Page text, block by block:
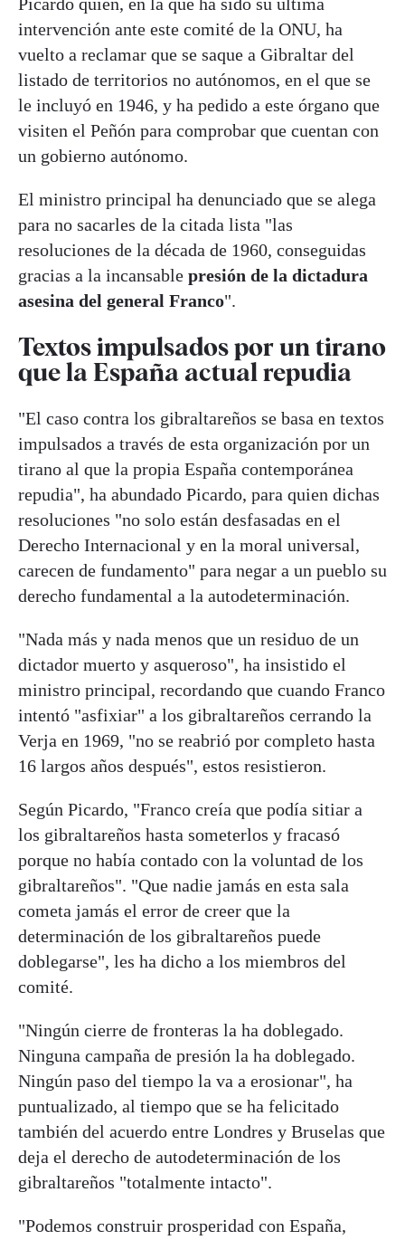
intervención ante este comité de la ONU, ha
vuelto a reclamar que se saque a Gibraltar del
listado de territorios no autónomos, en el que se
le incluyó en 1946, y ha pedido a este órgano que
visiten el Peñón para comprobar que cuentan con
un gobierno autónomo.
El ministro principal ha denunciado que se alega
para no sacarles de la citada lista "las
resoluciones de la década de 1960, conseguidas
gracias a la incansable presión de la dictadura
asesina del general Franco".
Textos impulsados por un tirano
que la España actual repudia
"El caso contra los gibraltareños se basa en textos
impulsados a través de esta organización por un
tirano al que la propia España contemporánea
repudia", ha abundado Picardo, para quien dichas
resoluciones "no solo están desfasadas en el
Derecho Internacional y en la moral universal,
carecen de fundamento" para negar a un pueblo su
derecho fundamental a la autodeterminación.
"Nada más y nada menos que un residuo de un
dictador muerto y asqueroso", ha insistido el
ministro principal, recordando que cuando Franco
intentó "asfixiar" a los gibraltareños cerrando la
Verja en 1969, "no se reabrió por completo hasta
16 largos años después", estos resistieron.
Según Picardo, "Franco creía que podía sitiar a
los gibraltareños hasta someterlos y fracasó
porque no había contado con la voluntad de los
gibraltareños". "Que nadie jamás en esta sala
cometa jamás el error de creer que la
determinación de los gibraltareños puede
doblegarse", les ha dicho a los miembros del
comité.
"Ningún cierre de fronteras la ha doblegado.
Ninguna campaña de presión la ha doblegado.
Ningún paso del tiempo la va a erosionar", ha
puntualizado, al tiempo que se ha felicitado
también del acuerdo entre Londres y Bruselas que
deja el derecho de autodeterminación de los
gibraltareños "totalmente intacto".
"Podemos construir prosperidad con España,